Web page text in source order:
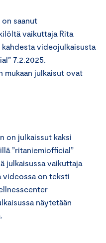
saanut
vaikuttaja Rita
videojulkaisusta
7.2.2025.
mukaan julkaisut ovat
on julkaissut kaksi
”ritaniemiofficial”
julkaisussa vaikuttaja
videossa on teksti
näytetään